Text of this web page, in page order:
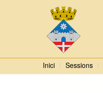
Inici Sessions